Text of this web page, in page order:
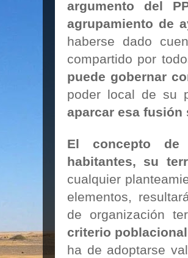
argumento del
agrupamiento de
haberse dado
compartido por
puede gobernar
poder local de su
aparcar esa fusión
El concepto
habitantes, su
cualquier
elementos,
de organización
criterio
ha de adoptarse